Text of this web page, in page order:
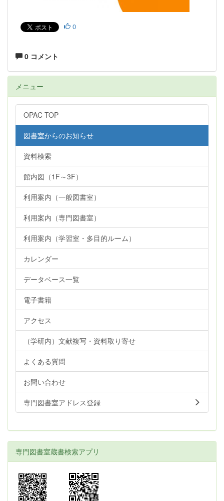
0
0 コメント
メニュー
OPAC TOP
図書室からのお知らせ
資料検索
館内図（1F～3F）
利用案内（一般図書室）
利用案内（専門図書室）
利用案内（学習室・多目的ルーム）
カレンダー
データベース一覧
電子書籍
アクセス
（学研内）文献複写・資料取り寄せ
よくある質問
お問い合わせ
専門図書室アドレス登録
専門図書室蔵書検索アプリ